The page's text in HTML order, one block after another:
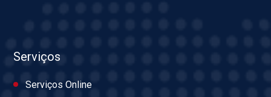
Serviços
Serviços Online